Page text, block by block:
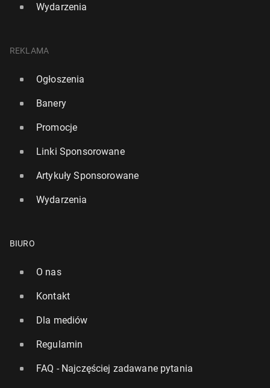
Wydarzenia
REKLAMA
Ogłoszenia
Banery
Promocje
Linki Sponsorowane
Artykuły Sponsorowane
Wydarzenia
BIURO
O nas
Kontakt
Dla mediów
Regulamin
FAQ - Najczęściej zadawane pytania